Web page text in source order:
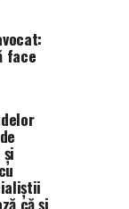
face
că și